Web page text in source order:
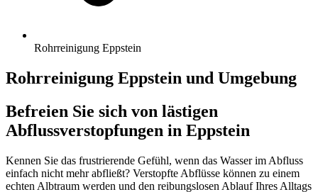
Rohrreinigung Eppstein
Rohrreinigung Eppstein und Umgebung
Befreien Sie sich von lästigen
Abflussverstopfungen in Eppstein
Kennen Sie das frustrierende Gefühl, wenn das Wasser im Abfluss
einfach nicht mehr abfließt? Verstopfte Abflüsse können zu einem
echten Albtraum werden und den reibungslosen Ablauf Ihres Alltags